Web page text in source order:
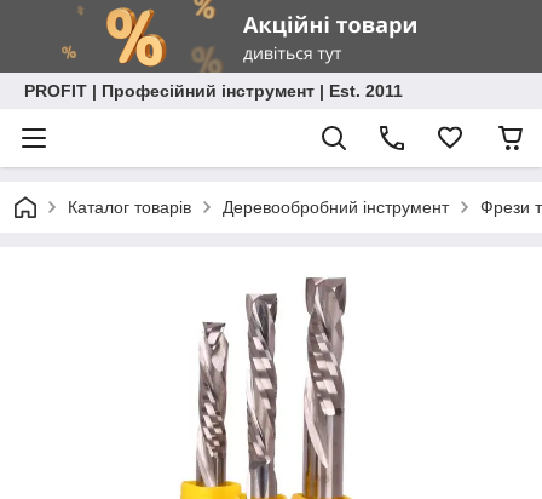
PROFIT | Професійний інструмент | Est. 2011
Каталог товарів Деревообробний інструмент Фрези